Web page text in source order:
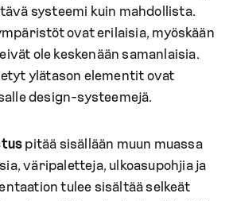
systeemi kuin mahdollista.
ovat erilaisia, myöskään
ole keskenään samanlaisia.
ylätason elementit ovat
design-systeemejä.
pitää sisällään muun muassa
väripaletteja, ulkoasupohjia ja
tulee sisältää selkeät